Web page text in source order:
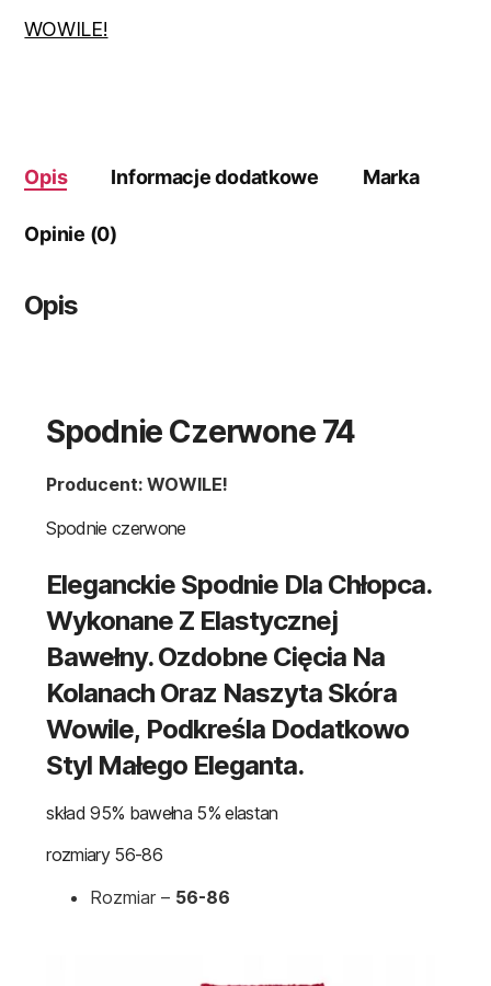
WOWILE!
Opis Informacje dodatkowe Marka
Opinie (0)
Opis
Spodnie Czerwone 74
Producent: WOWILE!
Spodnie czerwone
Eleganckie Spodnie Dla Chłopca.
Wykonane Z Elastycznej
Bawełny. Ozdobne Cięcia Na
Kolanach Oraz Naszyta Skóra
Wowile, Podkreśla Dodatkowo
Styl Małego Eleganta.
skład 95% bawełna 5% elastan
rozmiary 56-86
Rozmiar – 56-86